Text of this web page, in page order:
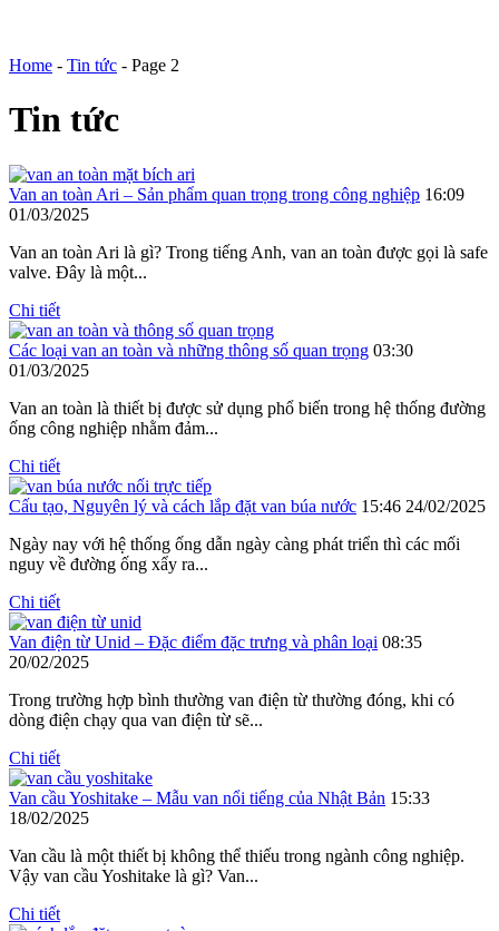
Home - Tin tức - Page 2
Tin tức
Van an toàn Ari – Sản phẩm quan trọng trong công nghiệp 16:09
01/03/2025
Van an toàn Ari là gì? Trong tiếng Anh, van an toàn được gọi là safe
valve. Đây là một...
Chi tiết
Các loại van an toàn và những thông số quan trọng 03:30
01/03/2025
Van an toàn là thiết bị được sử dụng phổ biến trong hệ thống đường
ống công nghiệp nhằm đảm...
Chi tiết
Cấu tạo, Nguyên lý và cách lắp đặt van búa nước 15:46 24/02/2025
Ngày nay với hệ thống ống dẫn ngày càng phát triển thì các mối
nguy về đường ống xẩy ra...
Chi tiết
Van điện từ Unid – Đặc điểm đặc trưng và phân loại 08:35
20/02/2025
Trong trường hợp bình thường van điện từ thường đóng, khi có
dòng điện chạy qua van điện từ sẽ...
Chi tiết
Van cầu Yoshitake – Mẫu van nổi tiếng của Nhật Bản 15:33
18/02/2025
Van cầu là một thiết bị không thể thiếu trong ngành công nghiệp.
Vậy van cầu Yoshitake là gì? Van...
Chi tiết